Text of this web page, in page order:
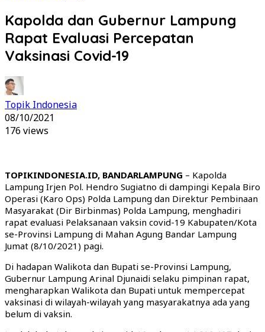
Kapolda dan Gubernur Lampung
Rapat Evaluasi Percepatan
Vaksinasi Covid-19
Topik Indonesia
08/10/2021
176 views
TOPIKINDONESIA.ID, BANDARLAMPUNG – Kapolda
Lampung Irjen Pol. Hendro Sugiatno di dampingi Kepala Biro
Operasi (Karo Ops) Polda Lampung dan Direktur Pembinaan
Masyarakat (Dir Birbinmas) Polda Lampung, menghadiri
rapat evaluasi Pelaksanaan vaksin covid-19 Kabupaten/Kota
se-Provinsi Lampung di Mahan Agung Bandar Lampung
Jumat (8/10/2021) pagi.
Di hadapan Walikota dan Bupati se-Provinsi Lampung,
Gubernur Lampung Arinal Djunaidi selaku pimpinan rapat,
mengharapkan Walikota dan Bupati untuk mempercepat
vaksinasi di wilayah-wilayah yang masyarakatnya ada yang
belum di vaksin.